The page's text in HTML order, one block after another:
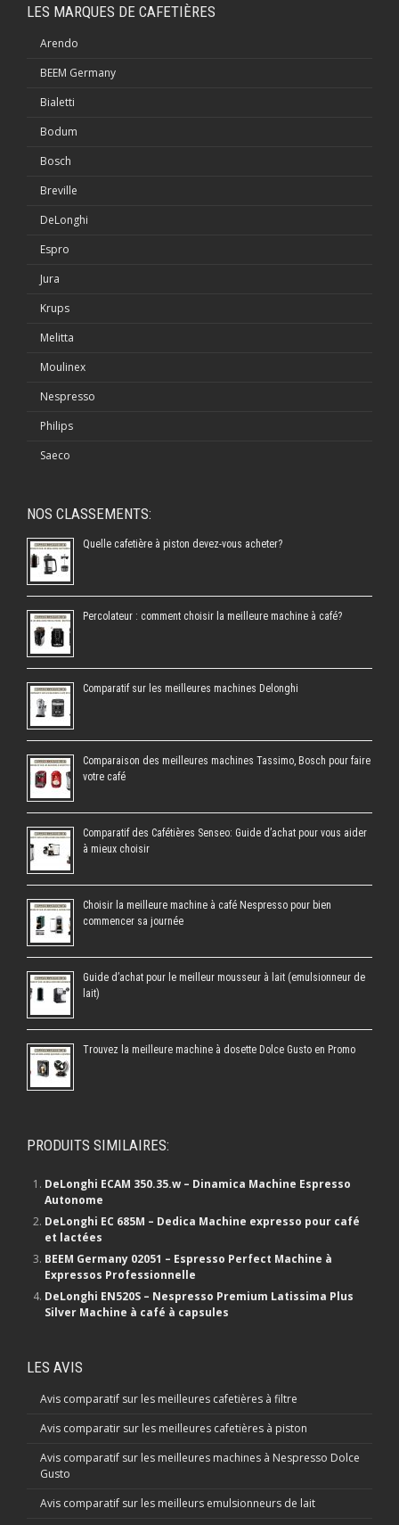
LES MARQUES DE CAFETIÈRES
Arendo
BEEM Germany
Bialetti
Bodum
Bosch
Breville
DeLonghi
Espro
Jura
Krups
Melitta
Moulinex
Nespresso
Philips
Saeco
NOS CLASSEMENTS:
Quelle cafetière à piston devez-vous acheter?
Percolateur : comment choisir la meilleure machine à café?
Comparatif sur les meilleures machines Delonghi
Comparaison des meilleures machines Tassimo, Bosch pour faire
votre café
Comparatif des Cafétières Senseo: Guide d’achat pour vous aider
à mieux choisir
Choisir la meilleure machine à café Nespresso pour bien
commencer sa journée
Guide d’achat pour le meilleur mousseur à lait (emulsionneur de
lait)
Trouvez la meilleure machine à dosette Dolce Gusto en Promo
PRODUITS SIMILAIRES:
DeLonghi ECAM 350.35.w – Dinamica Machine Espresso
Autonome
DeLonghi EC 685M – Dedica Machine expresso pour café
et lactées
BEEM Germany 02051 – Espresso Perfect Machine à
Expressos Professionnelle
DeLonghi EN520S – Nespresso Premium Latissima Plus
Silver Machine à café à capsules
LES AVIS
Avis comparatif sur les meilleures cafetières à filtre
Avis comparatir sur les meilleures cafetières à piston
Avis comparatif sur les meilleures machines à Nespresso Dolce
Gusto
Avis comparatif sur les meilleurs emulsionneurs de lait